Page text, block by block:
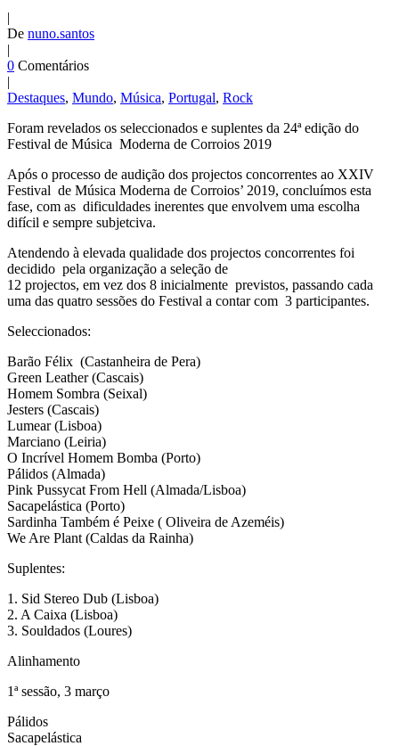
|
De nuno.santos
|
0 Comentários
|
Destaques, Mundo, Música, Portugal, Rock
Foram revelados os seleccionados e suplentes da 24ª edição do
Festival de Música Moderna de Corroios 2019
Após o processo de audição dos projectos concorrentes ao XXIV
Festival de Música Moderna de Corroios’ 2019, concluímos esta
fase, com as dificuldades inerentes que envolvem uma escolha
difícil e sempre subjetciva.
Atendendo à elevada qualidade dos projectos concorrentes foi
decidido pela organização a seleção de
12 projectos, em vez dos 8 inicialmente previstos, passando cada
uma das quatro sessões do Festival a contar com 3 participantes.
Seleccionados:
Barão Félix (Castanheira de Pera)
Green Leather (Cascais)
Homem Sombra (Seixal)
Jesters (Cascais)
Lumear (Lisboa)
Marciano (Leiria)
O Incrível Homem Bomba (Porto)
Pálidos (Almada)
Pink Pussycat From Hell (Almada/Lisboa)
Sacapelástica (Porto)
Sardinha Também é Peixe ( Oliveira de Azeméis)
We Are Plant (Caldas da Rainha)
Suplentes:
1. Sid Stereo Dub (Lisboa)
2. A Caixa (Lisboa)
3. Souldados (Loures)
Alinhamento
1ª sessão, 3 março
Pálidos
Sacapelástica